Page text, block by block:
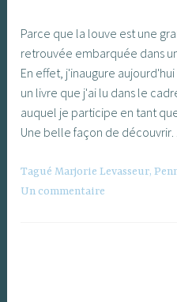
Parce que la louve est une
retrouvée embarquée dans
En effet, j'inaugure
un livre que j'ai lu dans le
auquel je participe en tant
Une belle façon de
TaguéMarjorie Levasseur,
Un commentaire